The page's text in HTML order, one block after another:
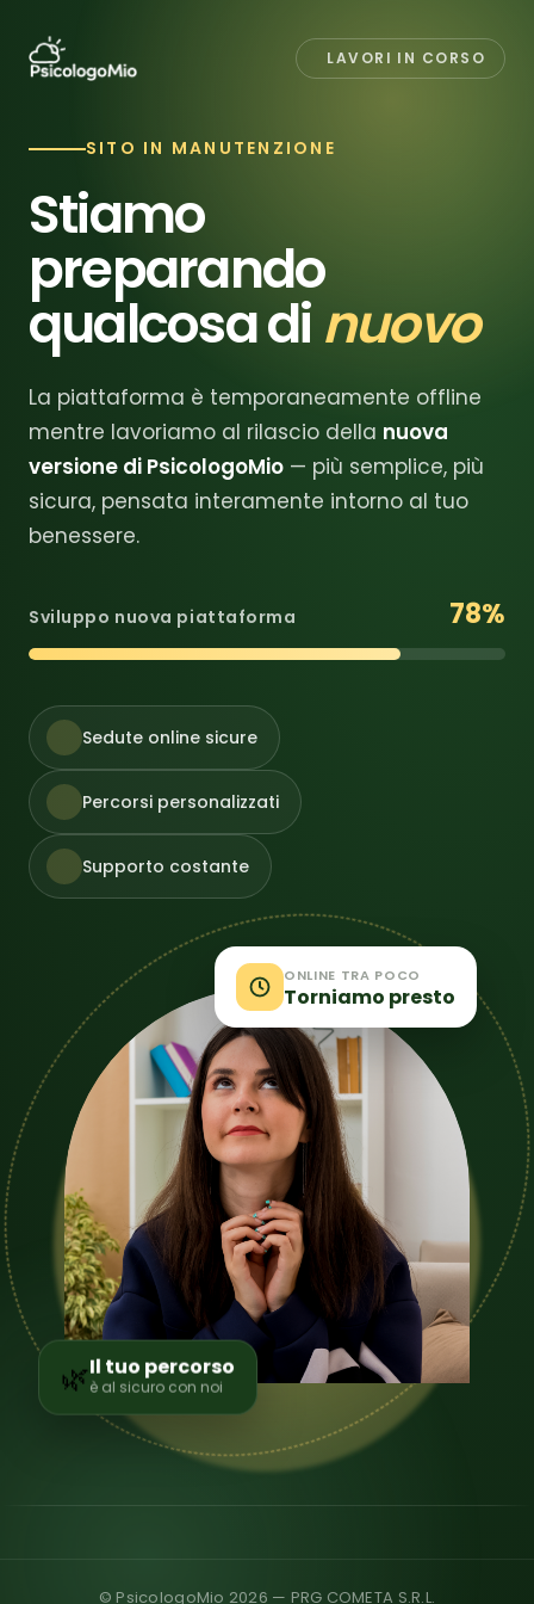
LAVORI IN CORSO
SITO IN MANUTENZIONE
Stiamo
preparando
qualcosa dinuovo
La piattaforma è temporaneamente offline
mentre lavoriamo al rilascio della nuova
versione di PsicologoMio — più semplice, più
sicura, pensata interamente intorno al tuo
benessere.
Sviluppo nuova piattaforma 78%
Sedute online sicure
Percorsi personalizzati
Supporto costante
ONLINE TRA POCO
Torniamo presto
🌿Il tuo percorso
è al sicuro con noi
© PsicologoMio 2026 — PRG COMETA S.R.L.